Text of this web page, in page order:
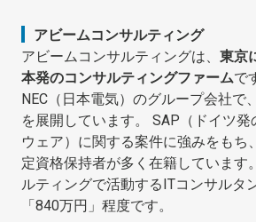
アビームコンサルティング
アビームコンサルティングは、 東京
本発のコンサルティングファームで
NEC（日本電気）のグループ会社で
を展開しています。 SAP（ドイツ発
ウェア）に関する案件に強みをもち
定資格保持者が多く在籍しています
ルティングで活動するITコンサルタ
「840万円」程度です。